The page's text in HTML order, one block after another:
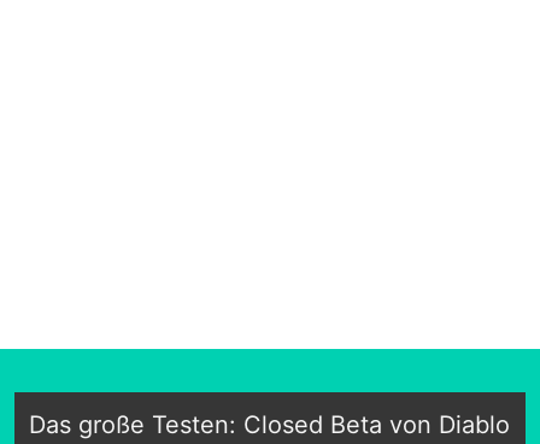
Das große Testen: Closed Beta von Diablo